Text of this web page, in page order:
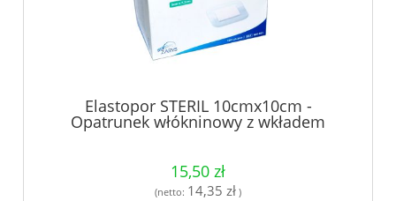
Elastopor STERIL 10cmx10cm -
Opatrunek włókninowy z wkładem
chłonnym, jałowy 30szt.
15,50 zł
(netto: 14,35 zł )